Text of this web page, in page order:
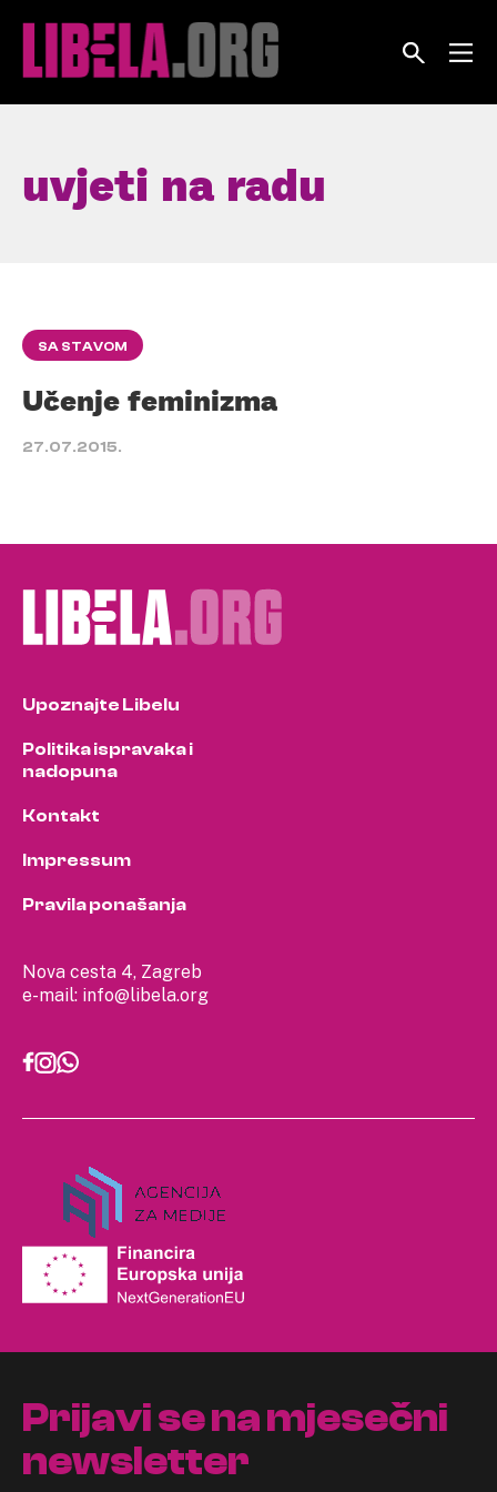
uvjeti na radu
SA STAVOM
Učenje feminizma
27.07.2015.
Nova cesta 4, Zagreb
e-mail: info@libela.org
Upoznajte Libelu
Politika ispravaka i
nadopuna
Kontakt
Impressum
Pravila ponašanja
Prijavi se na mjesečni
newsletter